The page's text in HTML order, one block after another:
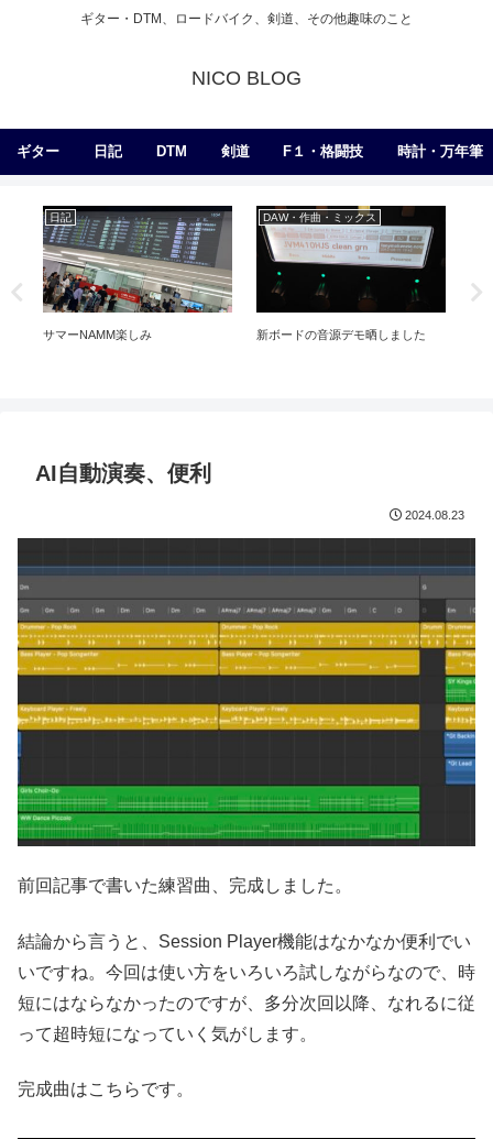
ギター・DTM、ロードバイク、剣道、その他趣味のこと
NICO BLOG
ギター 日記 DTM 剣道 F１・格闘技 時計・万年筆
日記
サマーNAMM楽しみ
DAW・作曲・ミックス
新ボードの音源デモ晒しました
AI自動演奏、便利
2024.08.23
前回記事で書いた練習曲、完成しました。
結論から言うと、Session Player機能はなかなか便利でい
いですね。今回は使い方をいろいろ試しながらなので、時
短にはならなかったのですが、多分次回以降、なれるに従
って超時短になっていく気がします。
完成曲はこちらです。